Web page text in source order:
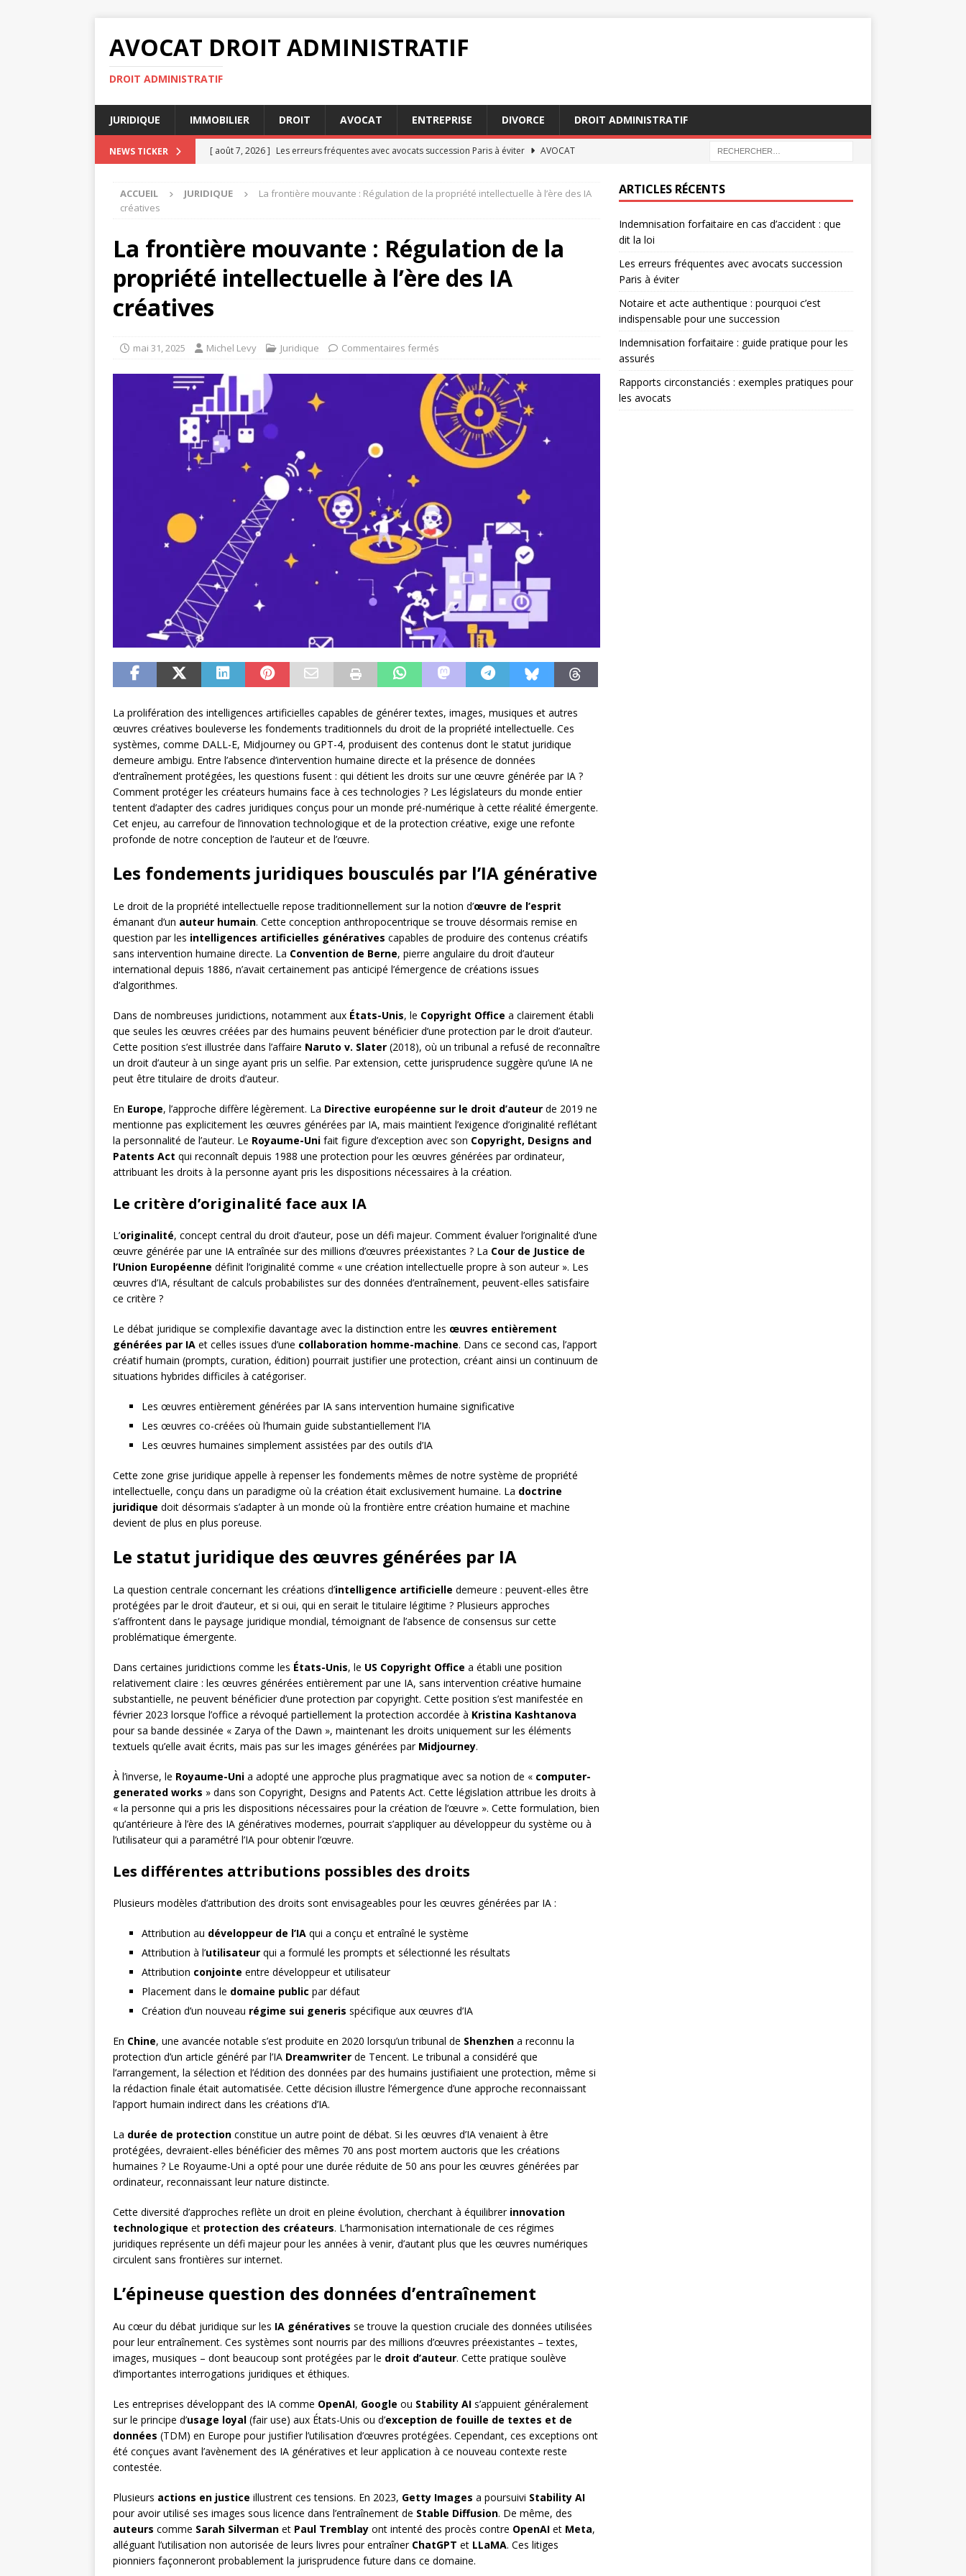
AVOCAT DROIT ADMINISTRATIF
DROIT ADMINISTRATIF
JURIDIQUE IMMOBILIER DROIT AVOCAT ENTREPRISE DIVORCE DROIT ADMINISTRATIF
NEWS TICKER [ août 7, 2026 ] Les erreurs fréquentes avec avocats succession Paris à éviter
AVOCAT
succession
JURIDIQUE
[ juillet 31, 2026 ] Rapports circonstanciés : exemples pratiques pour les avocats
AVOCAT
[ août 7, 2026 ] Indemnisation forfaitaire en cas d’accident : que dit la loi
ACCUEIL JURIDIQUE
La frontière mouvante : Régulation de la propriété intellectuelle à l’ère des IA
créatives
La frontière mouvante : Régulation de la
propriété intellectuelle à l’ère des IA
créatives
mai 31, 2025 Michel Levy Juridique Commentaires fermés
La prolifération des intelligences artificielles capables de générer textes, images, musiques et autres
œuvres créatives bouleverse les fondements traditionnels du droit de la propriété intellectuelle. Ces
systèmes, comme DALL-E, Midjourney ou GPT-4, produisent des contenus dont le statut juridique
demeure ambigu. Entre l’absence d’intervention humaine directe et la présence de données
d’entraînement protégées, les questions fusent : qui détient les droits sur une œuvre générée par IA ?
Comment protéger les créateurs humains face à ces technologies ? Les législateurs du monde entier
tentent d’adapter des cadres juridiques conçus pour un monde pré-numérique à cette réalité émergente.
Cet enjeu, au carrefour de l’innovation technologique et de la protection créative, exige une refonte
profonde de notre conception de l’auteur et de l’œuvre.
Les fondements juridiques bousculés par l’IA générative
Le droit de la propriété intellectuelle repose traditionnellement sur la notion d’œuvre de l’esprit
émanant d’un auteur humain. Cette conception anthropocentrique se trouve désormais remise en
question par les intelligences artificielles génératives capables de produire des contenus créatifs
sans intervention humaine directe. La Convention de Berne, pierre angulaire du droit d’auteur
international depuis 1886, n’avait certainement pas anticipé l’émergence de créations issues
d’algorithmes.
Dans de nombreuses juridictions, notamment aux États-Unis, le Copyright Office a clairement établi
que seules les œuvres créées par des humains peuvent bénéficier d’une protection par le droit d’auteur.
Cette position s’est illustrée dans l’affaire Naruto v. Slater (2018), où un tribunal a refusé de reconnaître
un droit d’auteur à un singe ayant pris un selfie. Par extension, cette jurisprudence suggère qu’une IA ne
peut être titulaire de droits d’auteur.
En Europe, l’approche diffère légèrement. La Directive européenne sur le droit d’auteur de 2019 ne
mentionne pas explicitement les œuvres générées par IA, mais maintient l’exigence d’originalité reflétant
la personnalité de l’auteur. Le Royaume-Uni fait figure d’exception avec son Copyright, Designs and
Patents Act qui reconnaît depuis 1988 une protection pour les œuvres générées par ordinateur,
attribuant les droits à la personne ayant pris les dispositions nécessaires à la création.
Le critère d’originalité face aux IA
L’originalité, concept central du droit d’auteur, pose un défi majeur. Comment évaluer l’originalité d’une
œuvre générée par une IA entraînée sur des millions d’œuvres préexistantes ? La Cour de Justice de
l’Union Européenne définit l’originalité comme « une création intellectuelle propre à son auteur ». Les
œuvres d’IA, résultant de calculs probabilistes sur des données d’entraînement, peuvent-elles satisfaire
ce critère ?
Le débat juridique se complexifie davantage avec la distinction entre les œuvres entièrement
générées par IA et celles issues d’une collaboration homme-machine. Dans ce second cas, l’apport
créatif humain (prompts, curation, édition) pourrait justifier une protection, créant ainsi un continuum de
situations hybrides difficiles à catégoriser.
Les œuvres entièrement générées par IA sans intervention humaine significative
Les œuvres co-créées où l’humain guide substantiellement l’IA
Les œuvres humaines simplement assistées par des outils d’IA
Cette zone grise juridique appelle à repenser les fondements mêmes de notre système de propriété
intellectuelle, conçu dans un paradigme où la création était exclusivement humaine. La doctrine
juridique doit désormais s’adapter à un monde où la frontière entre création humaine et machine
devient de plus en plus poreuse.
Le statut juridique des œuvres générées par IA
La question centrale concernant les créations d’intelligence artificielle demeure : peuvent-elles être
protégées par le droit d’auteur, et si oui, qui en serait le titulaire légitime ? Plusieurs approches
s’affrontent dans le paysage juridique mondial, témoignant de l’absence de consensus sur cette
problématique émergente.
Dans certaines juridictions comme les États-Unis, le US Copyright Office a établi une position
relativement claire : les œuvres générées entièrement par une IA, sans intervention créative humaine
substantielle, ne peuvent bénéficier d’une protection par copyright. Cette position s’est manifestée en
février 2023 lorsque l’office a révoqué partiellement la protection accordée à Kristina Kashtanova
pour sa bande dessinée « Zarya of the Dawn », maintenant les droits uniquement sur les éléments
textuels qu’elle avait écrits, mais pas sur les images générées par Midjourney.
À l’inverse, le Royaume-Uni a adopté une approche plus pragmatique avec sa notion de « computer-
generated works » dans son Copyright, Designs and Patents Act. Cette législation attribue les droits à
« la personne qui a pris les dispositions nécessaires pour la création de l’œuvre ». Cette formulation, bien
qu’antérieure à l’ère des IA génératives modernes, pourrait s’appliquer au développeur du système ou à
l’utilisateur qui a paramétré l’IA pour obtenir l’œuvre.
Les différentes attributions possibles des droits
Plusieurs modèles d’attribution des droits sont envisageables pour les œuvres générées par IA :
Attribution au développeur de l’IA qui a conçu et entraîné le système
Attribution à l’utilisateur qui a formulé les prompts et sélectionné les résultats
Attribution conjointe entre développeur et utilisateur
Placement dans le domaine public par défaut
Création d’un nouveau régime sui generis spécifique aux œuvres d’IA
En Chine, une avancée notable s’est produite en 2020 lorsqu’un tribunal de Shenzhen a reconnu la
protection d’un article généré par l’IA Dreamwriter de Tencent. Le tribunal a considéré que
l’arrangement, la sélection et l’édition des données par des humains justifiaient une protection, même si
la rédaction finale était automatisée. Cette décision illustre l’émergence d’une approche reconnaissant
l’apport humain indirect dans les créations d’IA.
La durée de protection constitue un autre point de débat. Si les œuvres d’IA venaient à être
protégées, devraient-elles bénéficier des mêmes 70 ans post mortem auctoris que les créations
humaines ? Le Royaume-Uni a opté pour une durée réduite de 50 ans pour les œuvres générées par
ordinateur, reconnaissant leur nature distincte.
Cette diversité d’approches reflète un droit en pleine évolution, cherchant à équilibrer innovation
technologique et protection des créateurs. L’harmonisation internationale de ces régimes
juridiques représente un défi majeur pour les années à venir, d’autant plus que les œuvres numériques
circulent sans frontières sur internet.
L’épineuse question des données d’entraînement
Au cœur du débat juridique sur les IA génératives se trouve la question cruciale des données utilisées
pour leur entraînement. Ces systèmes sont nourris par des millions d’œuvres préexistantes – textes,
images, musiques – dont beaucoup sont protégées par le droit d’auteur. Cette pratique soulève
d’importantes interrogations juridiques et éthiques.
Les entreprises développant des IA comme OpenAI, Google ou Stability AI s’appuient généralement
sur le principe d’usage loyal (fair use) aux États-Unis ou d’exception de fouille de textes et de
données (TDM) en Europe pour justifier l’utilisation d’œuvres protégées. Cependant, ces exceptions ont
été conçues avant l’avènement des IA génératives et leur application à ce nouveau contexte reste
contestée.
Plusieurs actions en justice illustrent ces tensions. En 2023, Getty Images a poursuivi Stability AI
pour avoir utilisé ses images sous licence dans l’entraînement de Stable Diffusion. De même, des
auteurs comme Sarah Silverman et Paul Tremblay ont intenté des procès contre OpenAI et Meta,
alléguant l’utilisation non autorisée de leurs livres pour entraîner ChatGPT et LLaMA. Ces litiges
pionniers façonneront probablement la jurisprudence future dans ce domaine.
ARTICLES RÉCENTS
Indemnisation forfaitaire en cas d’accident : que
dit la loi
Les erreurs fréquentes avec avocats succession
Paris à éviter
Notaire et acte authentique : pourquoi c’est
indispensable pour une succession
Indemnisation forfaitaire : guide pratique pour les
assurés
Rapports circonstanciés : exemples pratiques pour
les avocats